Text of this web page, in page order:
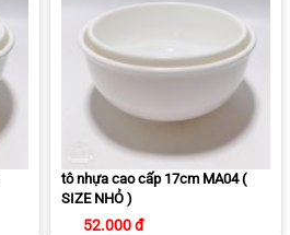
tô nhựa cao cấp 17cm MA04 (
SIZE NHỎ )
52.000 đ